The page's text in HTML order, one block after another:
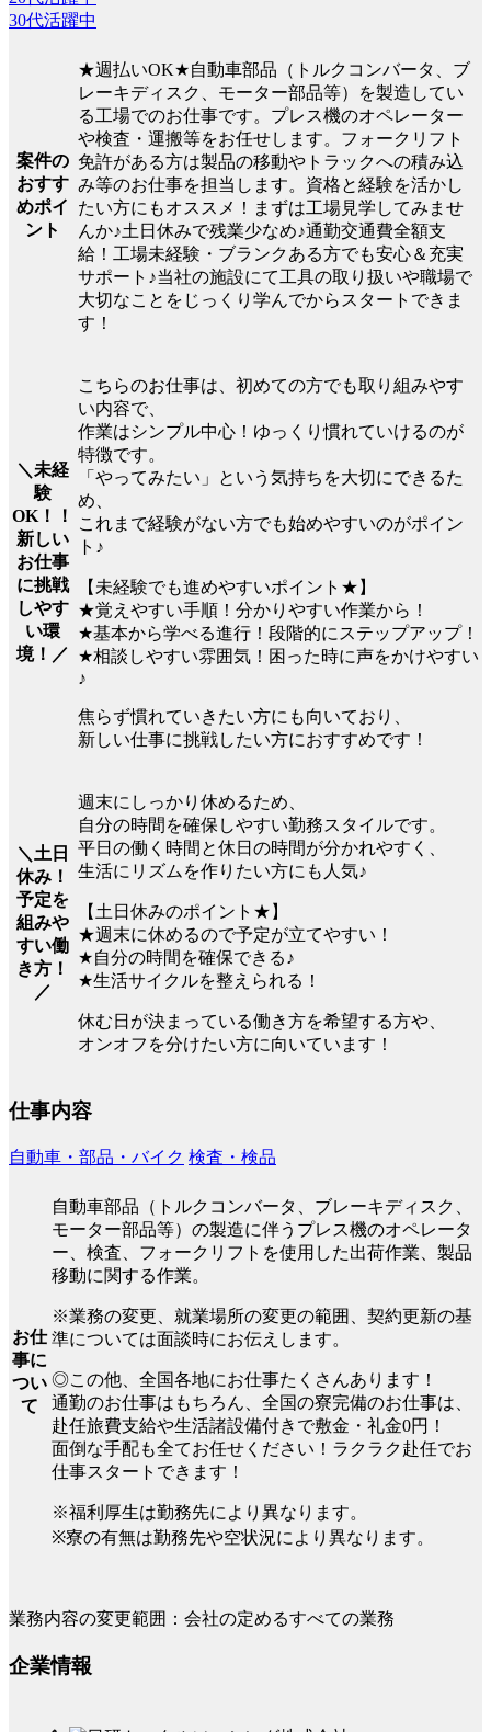
30代活躍中
案件の
おすす
めポイ
ント
★週払いOK★自動車部品（トルクコンバータ、ブ
レーキディスク、モーター部品等）を製造してい
る工場でのお仕事です。プレス機のオペレーター
や検査・運搬等をお任せします。フォークリフト
免許がある方は製品の移動やトラックへの積み込
み等のお仕事を担当します。資格と経験を活かし
たい方にもオススメ！まずは工場見学してみませ
んか♪土日休みで残業少なめ♪通勤交通費全額支
給！工場未経験・ブランクある方でも安心＆充実
サポート♪当社の施設にて工具の取り扱いや職場で
大切なことをじっくり学んでからスタートできま
す！
＼未経
験
OK！！
新しい
お仕事
に挑戦
しやす
い環
境！／
こちらのお仕事は、初めての方でも取り組みやす
い内容で、
作業はシンプル中心！ゆっくり慣れていけるのが
特徴です。
「やってみたい」という気持ちを大切にできるた
め、
これまで経験がない方でも始めやすいのがポイン
ト♪
【未経験でも進めやすいポイント★】
★覚えやすい手順！分かりやすい作業から！
★基本から学べる進行！段階的にステップアップ！
★相談しやすい雰囲気！困った時に声をかけやすい
♪
焦らず慣れていきたい方にも向いており、
新しい仕事に挑戦したい方におすすめです！
＼土日
休み！
予定を
組みや
すい働
き方！
／
週末にしっかり休めるため、
自分の時間を確保しやすい勤務スタイルです。
平日の働く時間と休日の時間が分かれやすく、
生活にリズムを作りたい方にも人気♪
【土日休みのポイント★】
★週末に休めるので予定が立てやすい！
★自分の時間を確保できる♪
★生活サイクルを整えられる！
休む日が決まっている働き方を希望する方や、
オンオフを分けたい方に向いています！
仕事内容
自動車・部品・バイク 検査・検品
お仕
事に
つい
て
自動車部品（トルクコンバータ、ブレーキディスク、
モーター部品等）の製造に伴うプレス機のオペレータ
ー、検査、フォークリフトを使用した出荷作業、製品
移動に関する作業。
※業務の変更、就業場所の変更の範囲、契約更新の基
準については面談時にお伝えします。
◎この他、全国各地にお仕事たくさんあります！
通勤のお仕事はもちろん、全国の寮完備のお仕事は、
赴任旅費支給や生活諸設備付きで敷金・礼金0円！
面倒な手配も全てお任せください！ラクラク赴任でお
仕事スタートできます！
※福利厚生は勤務先により異なります。
※寮の有無は勤務先や空状況により異なります。
業務内容の変更範囲：会社の定めるすべての業務
企業情報